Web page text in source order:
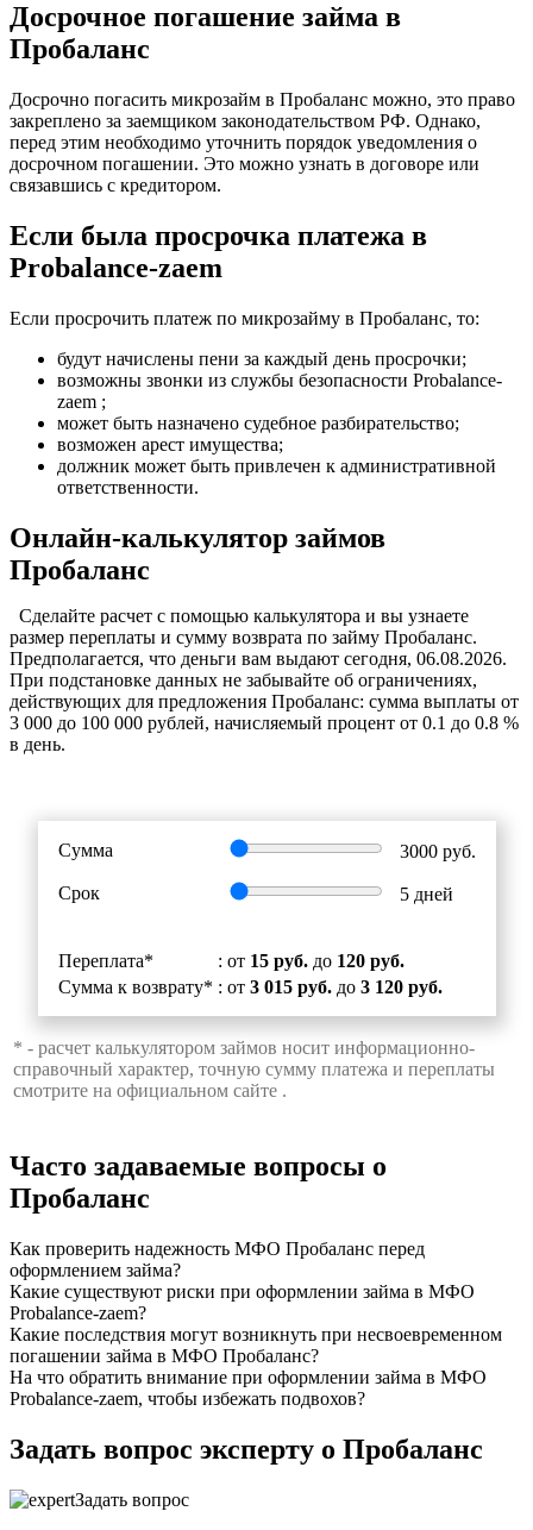
Досрочное погашение займа в
Пробаланс
Досрочно погасить микрозайм в Пробаланс можно, это право
закреплено за заемщиком законодательством РФ. Однако,
перед этим необходимо уточнить порядок уведомления о
досрочном погашении. Это можно узнать в договоре или
связавшись с кредитором.
Если была просрочка платежа в
Probalance-zaem
Если просрочить платеж по микрозайму в Пробаланс, то:
будут начислены пени за каждый день просрочки;
возможны звонки из службы безопасности Probalance-
zaem ;
может быть назначено судебное разбирательство;
возможен арест имущества;
должник может быть привлечен к административной
ответственности.
Онлайн-калькулятор займов
Пробаланс
Cделайте расчет c помощью калькулятора и вы узнаете
размер переплаты и сумму возврата по займу Пробаланс.
Предполагается, что деньги вам выдают сегодня, 06.08.2026.
При подстановке данных не забывайте об ограничениях,
действующих для предложения Пробаланс: сумма выплаты от
3 000 до 100 000 рублей, начисляемый процент от 0.1 до 0.8 %
в день.
Сумма 3000руб.
Срок 5дней
Переплата* : от 15 руб.до 120 руб.
Сумма к возврату* : от 3 015 руб.до 3 120 руб.
* - расчет калькулятором займов носит информационно-
справочный характер, точную сумму платежа и переплаты
смотрите на официальном сайте .
Часто задаваемые вопросы о
Пробаланс
Как проверить надежность МФО Пробаланс перед
оформлением займа?
Какие существуют риски при оформлении займа в МФО
Probalance-zaem?
Какие последствия могут возникнуть при несвоевременном
погашении займа в МФО Пробаланс?
На что обратить внимание при оформлении займа в МФО
Probalance-zaem, чтобы избежать подвохов?
Задать вопрос эксперту о Пробаланс
Задать вопрос